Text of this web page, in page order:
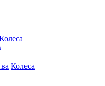
Колеса